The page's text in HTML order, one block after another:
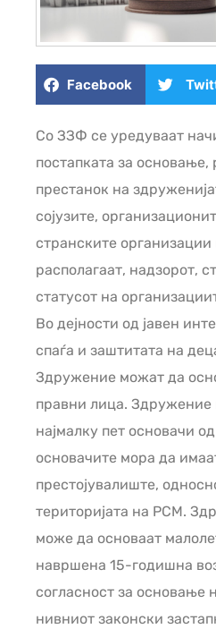
Facebook
Со ЗЗФ се уредуваат
постапката за основање,
престанок на
сојузите,
странските организации
располагаат, надзорот,
статусот на
Во дејности од јавен
спаѓа и заштитата на
Здружение можат да
правни лица. Здружение
најмалку пет основачи
основачите мора да
престојувалиште,
територијата на РСМ.
може да основаат
навршена 15-годишна
согласност за основање
нивниот законски